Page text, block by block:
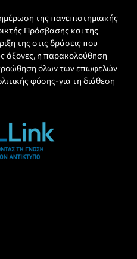
της πανεπιστημιακής
Πρόσβασης και της
της στις δράσεις που
άξονες, η παρακολούθηση
όλων των επωφελών
φύσης-για τη διάθεση